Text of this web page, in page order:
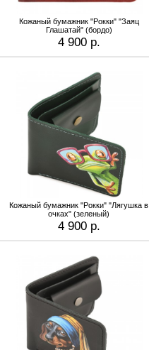
Кожаный бумажник "Рокки" "Заяц
Глашатай" (бордо)
4 900 р.
Кожаный бумажник "Рокки" "Лягушка в
очках" (зеленый)
4 900 р.